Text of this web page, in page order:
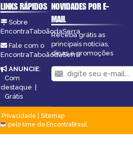
LINKS RÁPIDOS
Sobre
EncontraTaboãodaSerra
Fale com o
EncontraTaboãodaSerra
ANUNCIE:
Com
destaque |
Grátis
NOVIDADES POR E-
MAIL
Receba grátis as
principais notícias,
dicas e promoções
Privacidade
Sitemap
pelo time do EncontraBrasil